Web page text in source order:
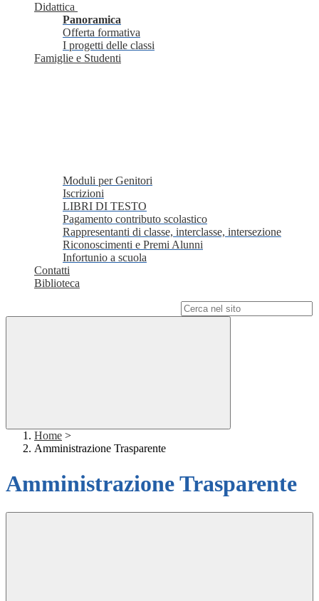
Didattica
Panoramica
Offerta formativa
I progetti delle classi
Famiglie e Studenti
Moduli per Genitori
Iscrizioni
LIBRI DI TESTO
Pagamento contributo scolastico
Rappresentanti di classe, interclasse, intersezione
Riconoscimenti e Premi Alunni
Infortunio a scuola
Contatti
Biblioteca
Home >
Amministrazione Trasparente
Amministrazione Trasparente